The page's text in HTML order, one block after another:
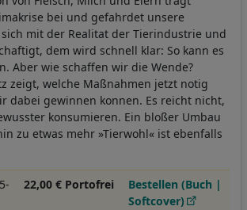
bei und gefahrdet unsere
mit der Realitat der Tierindustrie und
dem wird schnell klar: So kann es
Aber wie schaffen wir die Wende?
zeigt, welche Maßnahmen jetzt notig
dabei gewinnen konnen. Es reicht nicht,
konsumieren. Ein bloßer Umbau
zu etwas mehr »Tierwohl« ist ebenfalls
22,00 € Portofrei
Bestellen (Buch |
Softcover)